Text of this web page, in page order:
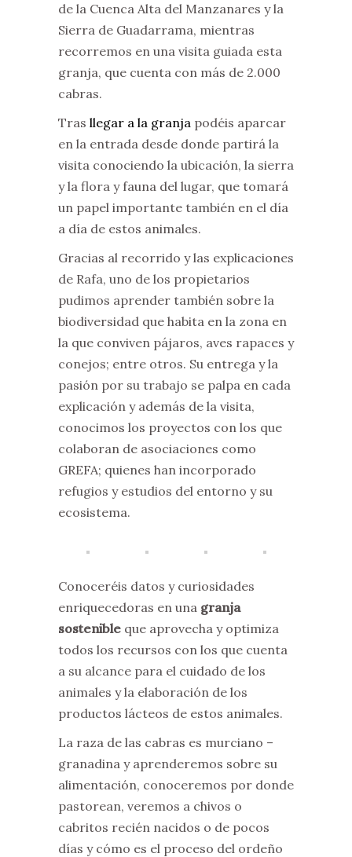
de la Cuenca Alta del Manzanares y la
Sierra de Guadarrama, mientras
recorremos en una visita guiada esta
granja, que cuenta con más de 2.000
cabras.
Tras llegar a la granja podéis aparcar
en la entrada desde donde partirá la
visita conociendo la ubicación, la sierra
y la flora y fauna del lugar, que tomará
un papel importante también en el día
a día de estos animales.
Gracias al recorrido y las explicaciones
de Rafa, uno de los propietarios
pudimos aprender también sobre la
biodiversidad que habita en la zona en
la que conviven pájaros, aves rapaces y
conejos; entre otros. Su entrega y la
pasión por su trabajo se palpa en cada
explicación y además de la visita,
conocimos los proyectos con los que
colaboran de asociaciones como
GREFA; quienes han incorporado
refugios y estudios del entorno y su
ecosistema.
Conoceréis datos y curiosidades
enriquecedoras en una granja
sostenible que aprovecha y optimiza
todos los recursos con los que cuenta
a su alcance para el cuidado de los
animales y la elaboración de los
productos lácteos de estos animales.
La raza de las cabras es murciano –
granadina y aprenderemos sobre su
alimentación, conoceremos por donde
pastorean, veremos a chivos o
cabritos recién nacidos o de pocos
días y cómo es el proceso del ordeño